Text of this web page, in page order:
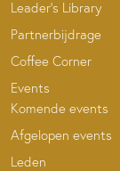
Leader’s Library
Partnerbijdrage
Coffee Corner
Events
Komende events
Afgelopen events
Leden